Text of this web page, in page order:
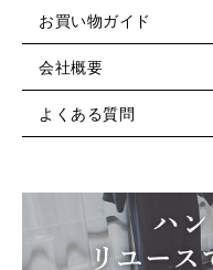
お買い物ガイド
会社概要
よくある質問